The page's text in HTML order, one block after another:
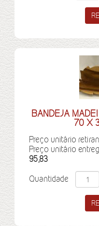
BANDEJA
70 X
Preço unitário
Preço unitário
95,83
Quantidade